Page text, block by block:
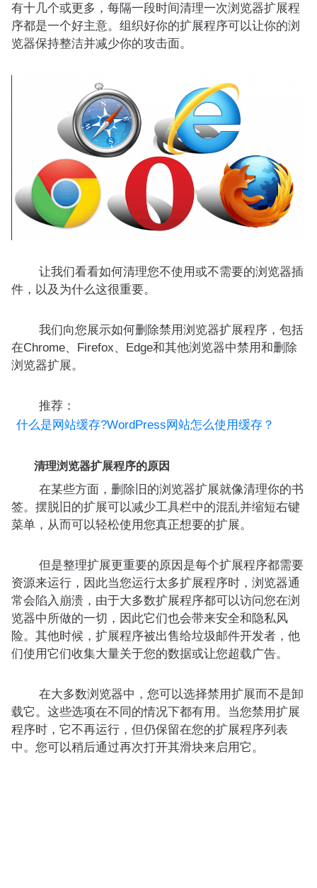
有十几个或更多，每隔一段时间清理一次浏览器扩展程
序都是一个好主意。组织好你的扩展程序可以让你的浏
览器保持整洁并减少你的攻击面。
让我们看看如何清理您不使用或不需要的浏览器插
件，以及为什么这很重要。
我们向您展示如何删除禁用浏览器扩展程序，包括
在Chrome、Firefox、Edge和其他浏览器中禁用和删除
浏览器扩展。
推荐：
什么是网站缓存?WordPress网站怎么使用缓存？
清理浏览器扩展程序的原因
在某些方面，删除旧的浏览器扩展就像清理你的书
签。摆脱旧的扩展可以减少工具栏中的混乱并缩短右键
菜单，从而可以轻松使用您真正想要的扩展。
但是整理扩展更重要的原因是每个扩展程序都需要
资源来运行，因此当您运行太多扩展程序时，浏览器通
常会陷入崩溃，由于大多数扩展程序都可以访问您在浏
览器中所做的一切，因此它们也会带来安全和隐私风
险。其他时候，扩展程序被出售给垃圾邮件开发者，他
们使用它们收集大量关于您的数据或让您超载广告。
在大多数浏览器中，您可以选择禁用扩展而不是卸
载它。这些选项在不同的情况下都有用。当您禁用扩展
程序时，它不再运行，但仍保留在您的扩展程序列表
中。您可以稍后通过再次打开其滑块来启用它。